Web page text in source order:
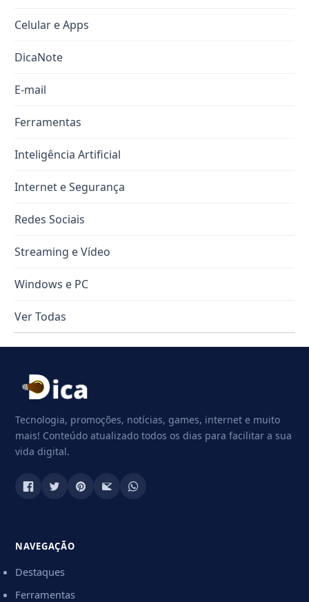
Celular e Apps
DicaNote
E-mail
Ferramentas
Inteligência Artificial
Internet e Segurança
Redes Sociais
Streaming e Vídeo
Windows e PC
Ver Todas
Tecnologia, promoções, notícias, games, internet e muito
mais! Conteúdo atualizado todos os dias para facilitar a sua
vida digital.
NAVEGAÇÃO
Destaques
Ferramentas